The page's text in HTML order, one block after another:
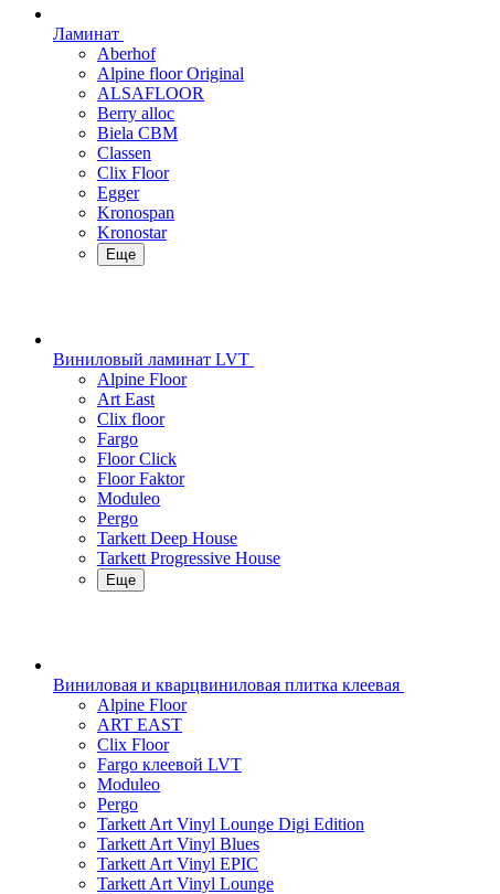
Ламинат
Aberhof
Alpine floor Original
ALSAFLOOR
Berry alloc
Biela CBM
Classen
Clix Floor
Egger
Kronospan
Kronostar
Еще
Виниловый ламинат LVT
Alpine Floor
Art East
Clix floor
Fargo
Floor Click
Floor Faktor
Moduleo
Pergo
Tarkett Deep House
Tarkett Progressive House
Еще
Виниловая и кварцвиниловая плитка клеевая
Alpine Floor
ART EAST
Clix Floor
Fargo клеевой LVT
Moduleo
Pergo
Tarkett Art Vinyl Lounge Digi Edition
Tarkett Art Vinyl Blues
Tarkett Art Vinyl EPIC
Tarkett Art Vinyl Lounge